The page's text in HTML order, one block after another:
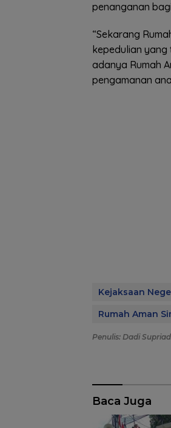
penanganan
“Sekarang
kepedulian yang
adanya Rumah
pengamanan
Kejaksaan
Rumah Aman
Penulis: Dadi
Baca Juga